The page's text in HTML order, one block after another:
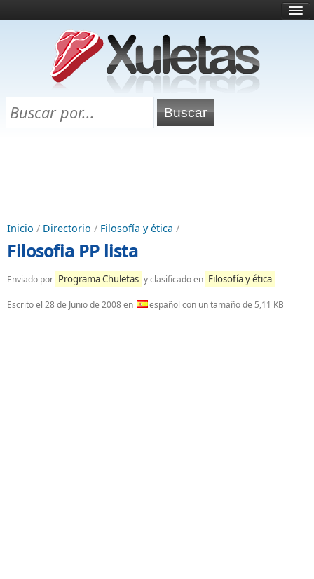
¿Qué es esto?
Directorio
Chuletas para exámenes
Inicio / Directorio / Filosofía y ética /
Filosofia PP lista
Enviado por Programa Chuletas y clasificado en Filosofía y ética
Escrito el 28 de Junio de 2008en español con un tamaño de 5,11 KB